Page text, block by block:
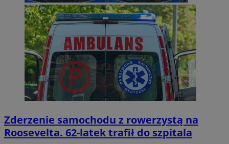
Zderzenie samochodu z rowerzystą na
Roosevelta. 62-latek trafił do szpitala